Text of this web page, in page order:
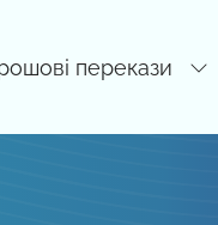
перекази